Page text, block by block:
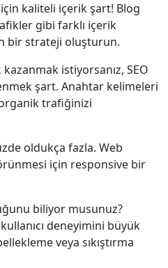
kaliteli içerik şart! Blog
gibi farklı içerik
bir strateji oluşturun.
istiyorsanız, SEO
şart. Anahtar kelimeleri
trafiğinizi
oldukça fazla. Web
için responsive bir
biliyor musunuz?
deneyimini büyük
veya sıkıştırma